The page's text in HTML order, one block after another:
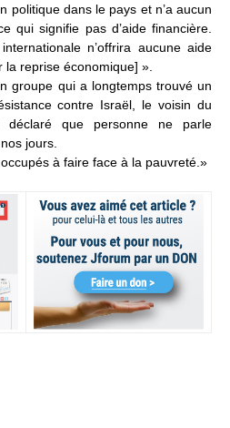
politique dans le pays et n’a aucun
qui signifie pas d’aide financière.
n’offrira aucune aide
reprise économique] ».
groupe qui a longtemps trouvé un
contre Israël, le voisin du
que personne ne parle
jours.
à faire face à la pauvreté.»